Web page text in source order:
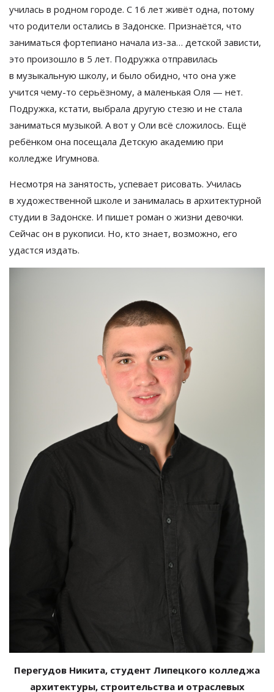
училась в родном городе. С 16 лет живёт одна, потому
что родители остались в Задонске. Признаётся, что
заниматься фортепиано начала из-за… детской зависти,
это произошло в 5 лет. Подружка отправилась
в музыкальную школу, и было обидно, что она уже
учится чему-то серьёзному, а маленькая Оля — нет.
Подружка, кстати, выбрала другую стезю и не стала
заниматься музыкой. А вот у Оли всё сложилось. Ещё
ребёнком она посещала Детскую академию при
колледже Игумнова.
Несмотря на занятость, успевает рисовать. Училась
в художественной школе и занималась в архитектурной
студии в Задонске. И пишет роман о жизни девочки.
Сейчас он в рукописи. Но, кто знает, возможно, его
удастся издать.
Перегудов Никита, студент Липецкого колледжа
архитектуры, строительства и отраслевых